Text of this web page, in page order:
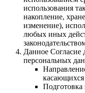
использования
накопление,
изменение),
любых иных
Данное Согласие
персональных
касающихся
Подготовка